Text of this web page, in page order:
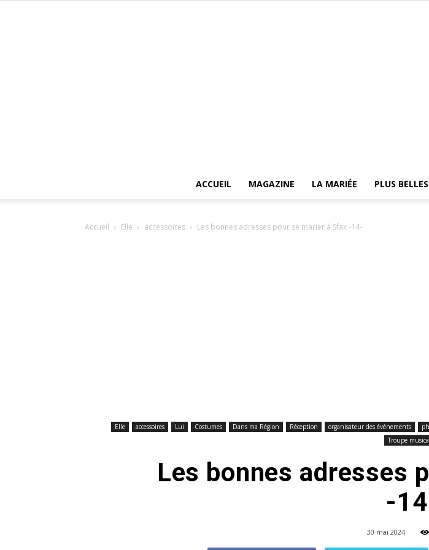
Prix
ACCUEIL MAGAZINE LA MARIÉE PLUS
Accueil Elle accessoires Les bonnes adresses pour se marier à Sfax -14-
Elle accessoires Lui Costumes Dans ma Région Réception organisateur des événements
Troupe
Les bonnes adresses
-
30 mai 2024